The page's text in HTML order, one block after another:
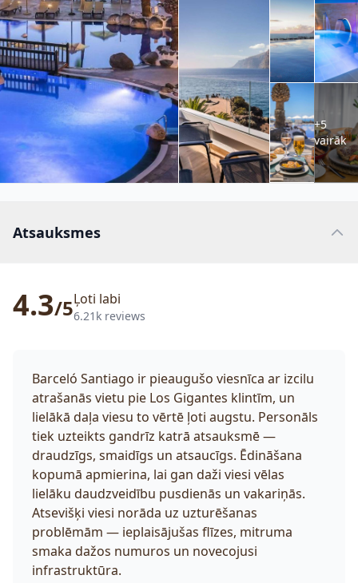
+5
vairāk
Atsauksmes
4.3/5Ļoti labi
6.21k reviews
Barceló Santiago ir pieaugušo viesnīca ar izcilu
atrašanās vietu pie Los Gigantes klintīm, un
lielākā daļa viesu to vērtē ļoti augstu. Personāls
tiek uzteikts gandrīz katrā atsauksmē —
draudzīgs, smaidīgs un atsaucīgs. Ēdināšana
kopumā apmierina, lai gan daži viesi vēlas
lielāku daudzveidību pusdienās un vakariņās.
Atsevišķi viesi norāda uz uzturēšanas
problēmām — ieplaisājušas flīzes, mitruma
smaka dažos numuros un novecojusi
infrastruktūra.